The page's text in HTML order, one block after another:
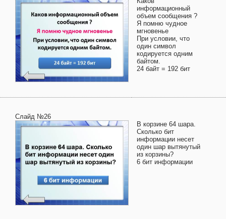
информационный
объем сообщения ?
Я помню чудное
мгновенье
При условии, что
один символ
кодируется одним
байтом.
24 байт = 192 бит
Слайд №26
В корзине 64 шара.
Сколько бит
информации несет
один шар вытянутый
из корзины?
6 бит информации